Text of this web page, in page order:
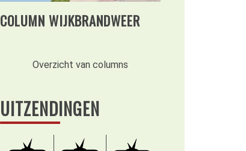
COLUMN WIJKBRANDWEER
Overzicht van columns
UITZENDINGEN